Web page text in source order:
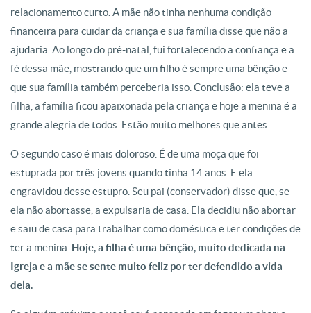
relacionamento curto. A mãe não tinha nenhuma condição
financeira para cuidar da criança e sua família disse que não a
ajudaria. Ao longo do pré-natal, fui fortalecendo a confiança e a
fé dessa mãe, mostrando que um filho é sempre uma bênção e
que sua família também perceberia isso. Conclusão: ela teve a
filha, a família ficou apaixonada pela criança e hoje a menina é a
grande alegria de todos. Estão muito melhores que antes.
O segundo caso é mais doloroso. É de uma moça que foi
estuprada por três jovens quando tinha 14 anos. E ela
engravidou desse estupro. Seu pai (conservador) disse que, se
ela não abortasse, a expulsaria de casa. Ela decidiu não abortar
e saiu de casa para trabalhar como doméstica e ter condições de
ter a menina. Hoje, a filha é uma bênção, muito dedicada na
Igreja e a mãe se sente muito feliz por ter defendido a vida
dela.